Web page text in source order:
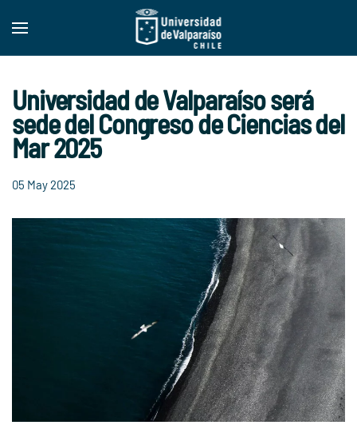
Skip to main content
Universidad de Valparaíso será
sede del Congreso de Ciencias del
Mar 2025
05 May 2025